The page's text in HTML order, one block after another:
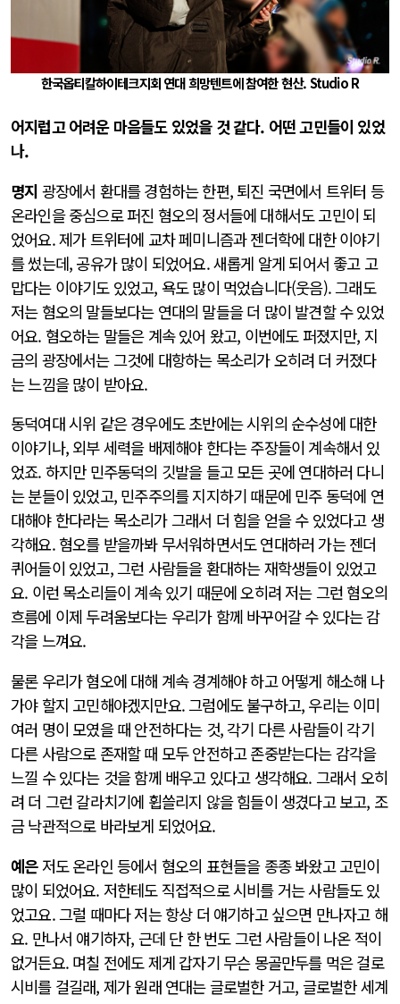
한국옵티칼하이테크지회 연대 희망텐트에 참여한 현산. Studio R
어지럽고 어려운 마음들도 있었을 것 같다. 어떤 고민들이 있었
나.
명지 광장에서 환대를 경험하는 한편, 퇴진 국면에서 트위터 등
온라인을 중심으로 퍼진 혐오의 정서들에 대해서도 고민이 되
었어요. 제가 트위터에 교차 페미니즘과 젠더학에 대한 이야기
를 썼는데, 공유가 많이 되었어요. 새롭게 알게 되어서 좋고 고
맙다는 이야기도 있었고, 욕도 많이 먹었습니다(웃음). 그래도
저는 혐오의 말들보다는 연대의 말들을 더 많이 발견할 수 있었
어요. 혐오하는 말들은 계속 있어 왔고, 이번에도 퍼졌지만, 지
금의 광장에서는 그것에 대항하는 목소리가 오히려 더 커졌다
는 느낌을 많이 받아요.
동덕여대 시위 같은 경우에도 초반에는 시위의 순수성에 대한
이야기나, 외부 세력을 배제해야 한다는 주장들이 계속해서 있
었죠. 하지만 민주동덕의 깃발을 들고 모든 곳에 연대하러 다니
는 분들이 있었고, 민주주의를 지지하기 때문에 민주 동덕에 연
대해야 한다라는 목소리가 그래서 더 힘을 얻을 수 있었다고 생
각해요. 혐오를 받을까봐 무서워하면서도 연대하러 가는 젠더
퀴어들이 있었고, 그런 사람들을 환대하는 재학생들이 있었고
요. 이런 목소리들이 계속 있기 때문에 오히려 저는 그런 혐오의
흐름에 이제 두려움보다는 우리가 함께 바꾸어갈 수 있다는 감
각을 느껴요.
물론 우리가 혐오에 대해 계속 경계해야 하고 어떻게 해소해 나
가야 할지 고민해야겠지만요. 그럼에도 불구하고, 우리는 이미
여러 명이 모였을 때 안전하다는 것, 각기 다른 사람들이 각기
다른 사람으로 존재할 때 모두 안전하고 존중받는다는 감각을
느낄 수 있다는 것을 함께 배우고 있다고 생각해요. 그래서 오히
려 더 그런 갈라치기에 휩쓸리지 않을 힘들이 생겼다고 보고, 조
금 낙관적으로 바라보게 되었어요.
예은저도 온라인 등에서 혐오의 표현들을 종종 봐왔고 고민이
많이 되었어요. 저한테도 직접적으로 시비를 거는 사람들도 있
었고요. 그럴 때마다 저는 항상 더 얘기하고 싶으면 만나자고 해
요. 만나서 얘기하자, 근데 단 한 번도 그런 사람들이 나온 적이
없거든요. 며칠 전에도 제게 갑자기 무슨 몽골만두를 먹은 걸로
시비를 걸길래, 제가 원래 연대는 글로벌한 거고, 글로벌한 세계